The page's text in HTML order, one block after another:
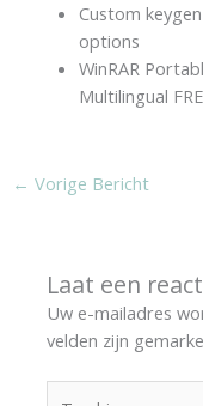
Custom
options
WinRAR
Multilingual
← Vorige Bericht
Laat een
Uw e-mailadres
velden zijn